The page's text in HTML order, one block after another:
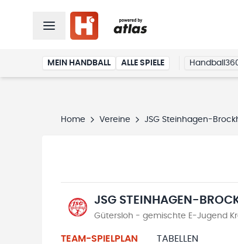
MEIN HANDBALL ALLE SPIELE
Home Vereine JSG Steinhagen-
JSG STEINHAGEN-
Gütersloh - gemischte E-Jugend
TEAM-SPIELPLAN TABELLEN